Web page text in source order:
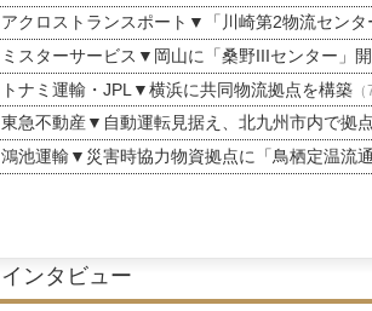
アクロストランスポート▼「川崎第2物流センタ
ミスターサービス▼岡山に「桑野IIIセンター」
トナミ運輸・JPL▼横浜に共同物流拠点を構築（
東急不動産▼自動運転見据え、北九州市内で拠
鴻池運輸▼災害時協力物資拠点に「鳥栖定温流
インタビュー